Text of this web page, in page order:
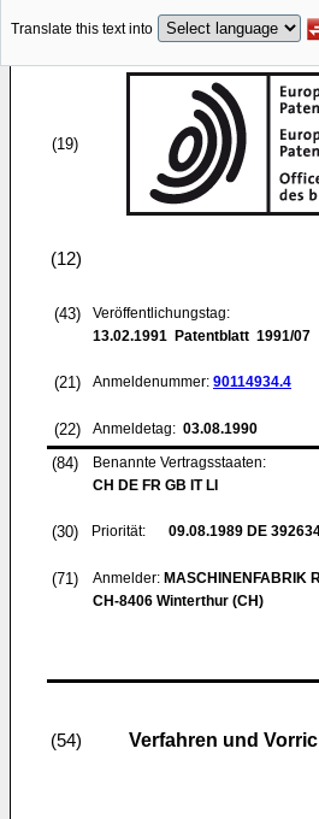
Translate this text into
(19)
(12)
(43)
Veröffentlichungstag:
13.02.1991 Patentblatt 1991/07
(21) Anmeldenummer: 90114934.4
(22) Anmeldetag: 03.08.1990
(84)
Benannte Vertragsstaaten:
CH DE FR GB IT LI
(30) Priorität: 09.08.1989 DE
(71) Anmelder: MASCHINENFABRIK
CH-8406 Winterthur (CH)
(54) Verfahren und